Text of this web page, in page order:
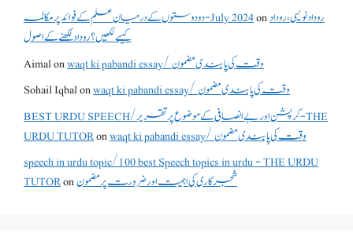
دو دوستوں کے درمیان علم کے فوائد پر مکالمہ - July 2024onروداد نویسی ،روداد
کیسے لکھیں؟ روداد لکھنے کے اصول
Aimalon
waqt ki pabandi essay/ وقت کی پابندی مضمون
Sohail Iqbalon
waqt ki pabandi essay/ وقت کی پابندی مضمون
BEST URDU SPEECH/کرپشن اور بے انصافی کے موضوع پر تقریر - THE
URDU TUTORon
waqt ki pabandi essay/ وقت کی پابندی مضمون
speech in urdu topic/100 best Speech topics in urdu - THE URDU
TUTORonشجرکاری کی اہمیت اور ضرورت پر مضمون